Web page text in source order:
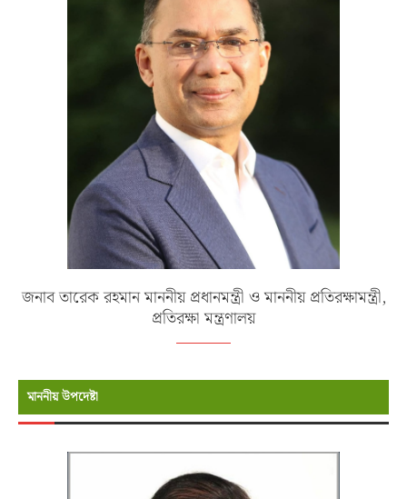
জনাব তারেক রহমান মাননীয় প্রধানমন্ত্রী ও মাননীয় প্রতিরক্ষামন্ত্রী,
প্রতিরক্ষা মন্ত্রণালয়
মাননীয় উপদেষ্টা